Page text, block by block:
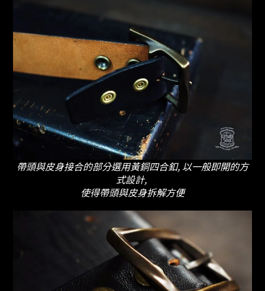
帶頭與皮身接合的部分選用黃銅四合釦, 以一般即開的方
式設計,
使得帶頭與皮身拆解方便